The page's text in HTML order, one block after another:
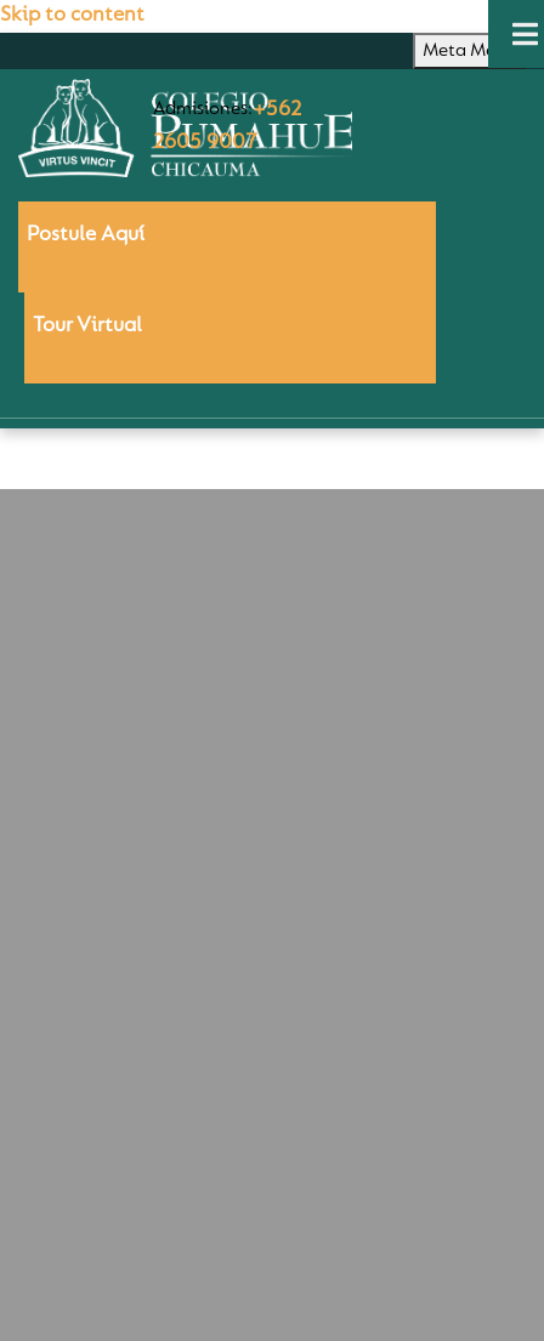
Skip to content
Meta Menu
Admisiones:+562
2605 9007
Postule Aquí
Tour Virtual